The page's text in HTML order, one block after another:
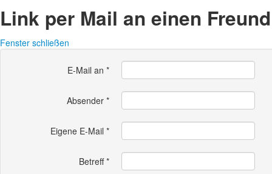
Link per Mail an einen
Fenster schließen
E-Mail an *
Absender *
Eigene E-Mail *
Betreff*